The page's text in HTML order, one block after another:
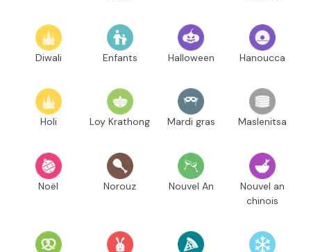
Diwali Enfants Halloween Hanoucca
Holi Loy Krathong Mardi gras Maslenitsa
Noël Norouz Nouvel An
Nouvel an
chinois